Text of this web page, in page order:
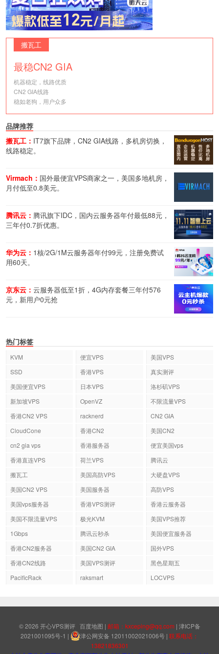
搬瓦工
最稳CN2 GIA
机器稳定，线路优质
CN2 GIA线路
稳如老狗，用户众多
品牌推荐
搬瓦工： IT7旗下品牌，CN2 GIA线路，多机房切换，
线路稳定。
Virmach： 国外最便宜VPS商家之一，美国多地机房，
月付低至0.8美元。
腾讯云： 腾讯旗下IDC，国内云服务器年付最低88元，
三年付0.7折优惠。
华为云： 1核/2G/1M云服务器年付99元，注册免费试
用60天。
京东云： 云服务器低至1折，4G内存套餐三年付576
元，新用户0元抢
热门标签
KVM 便宜VPS
美国VPS
SSD
香港VPS
真实测评
美国便宜VPS
日本VPS
洛杉矶VPS
新加坡VPS
OpenVZ
不限流量VPS
香港CN2 VPS
racknerd
CN2 GIA
CloudCone
香港CN2
美国CN2
cn2 gia vps
香港服务器
便宜美国vps
香港直连VPS
荷兰VPS
腾讯云
搬瓦工
美国高防VPS
大硬盘VPS
美国CN2 VPS
美国服务器
高防VPS
美国vps服务器
香港VPS测评
香港云服务器
美国不限流量VPS
极光KVM
美国VPS推荐
1Gbps
腾讯云秒杀
美国便宜服务器
香港CN2服务器
美国CN2 GIA
国外VPS
香港CN2线路
美国VPS测评
黑色星期五
PacificRack
raksmart LOCVPS
© 2026 开心VPS测评 百度地图 | 邮箱：kxceping@qq.com | 津ICP备
2021001095号-1 | 津公网安备 12011002021006号 | 联系电话：
13821836301